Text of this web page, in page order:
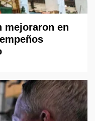
mejoraron en